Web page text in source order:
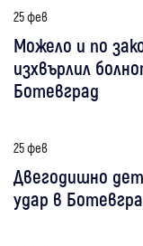
25 фев
Можело и по
изхвърлил
Ботевград
25 фев
Двегодишно
удар в